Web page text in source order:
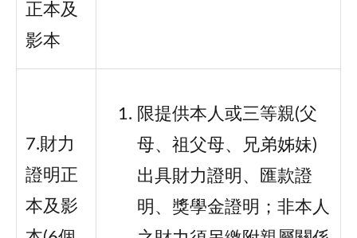
正本及
影本
7.財力
證明正
本及影
限提供本人或三等親(父
母、祖父母、兄弟姊妹)
出具財力證明、匯款證
明、獎學金證明；非本人